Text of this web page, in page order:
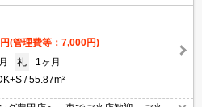
(管理費等：7,000円)
礼
1ヶ月
55.87m²